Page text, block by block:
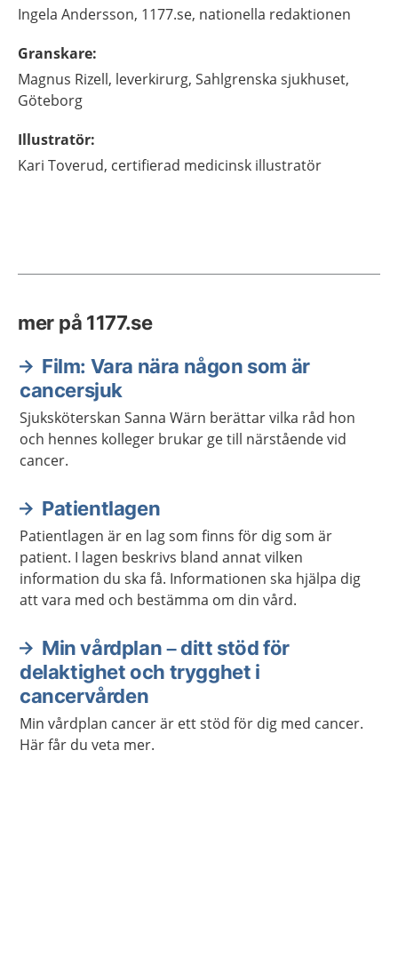
Ingela Andersson, 1177.se, nationella redaktionen
Granskare:
Magnus Rizell, leverkirurg, Sahlgrenska sjukhuset,
Göteborg
Illustratör:
Kari Toverud, certifierad medicinsk illustratör
mer på 1177.se
Film: Vara nära någon som är
cancersjuk
Sjuksköterskan Sanna Wärn berättar vilka råd hon
och hennes kolleger brukar ge till närstående vid
cancer.
Patientlagen
Patientlagen är en lag som finns för dig som är
patient. I lagen beskrivs bland annat vilken
information du ska få. Informationen ska hjälpa dig
att vara med och bestämma om din vård.
Min vårdplan – ditt stöd för
delaktighet och trygghet i
cancervården
Min vårdplan cancer är ett stöd för dig med cancer.
Här får du veta mer.